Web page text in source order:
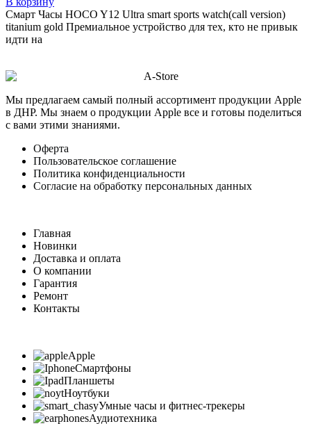
Смарт Часы HOCO Y12 Ultra smart sports watch(call version)
titanium gold Премиальное устройство для тех, кто не привык
идти на
Мы предлагаем самый полный ассортимент продукции Apple
в ДНР. Мы знаем о продукции Apple все и готовы поделиться
с вами этими знаниями.
Оферта
Пользовательское соглашение
Политика конфиденциальности
Согласие на обработку персональных данных
Главная
Новинки
Доставка и оплата
О компании
Гарантия
Ремонт
Контакты
Apple
Смартфоны
Планшеты
Ноутбуки
Умные часы и фитнес-трекеры
Аудиотехника